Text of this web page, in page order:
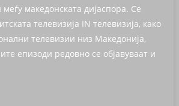
македонската дијаспора. Се
телевизија IN телевизија, како
телевизии низ Македонија,
епизоди редовно се објавуваат и